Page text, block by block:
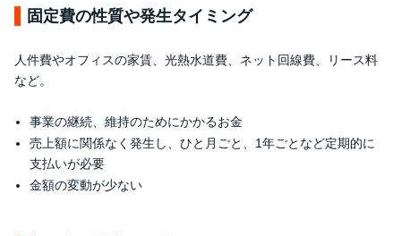
固定費の性質や発生タイミング
人件費やオフィスの家賃、光熱水道費、ネット回線費、リース料
など。
事業の継続、維持のためにかかるお金
売上額に関係なく発生し、ひと月ごと、1年ごとなど定期的に
支払いが必要
金額の変動が少ない